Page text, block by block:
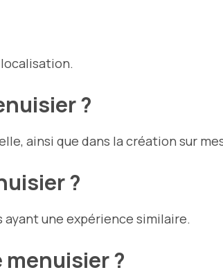
?
ainsi que dans la création sur
?
une expérience similaire.
?